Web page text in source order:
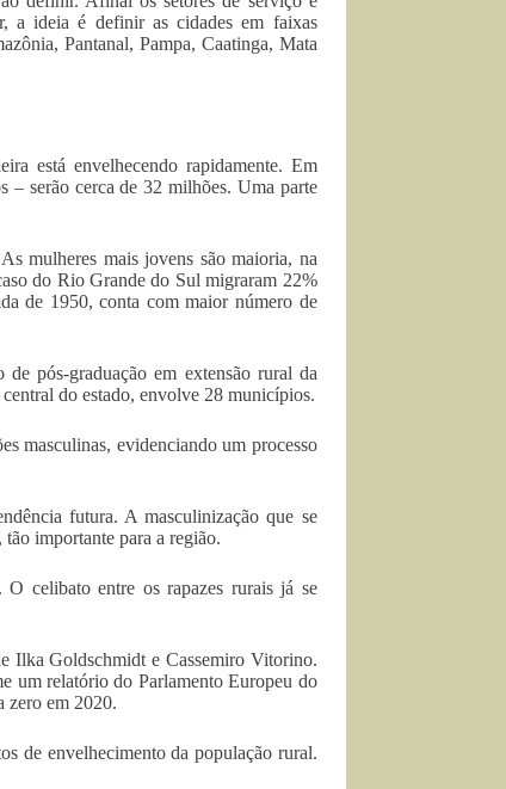
a ideia é definir as cidades em faixas
Pantanal, Pampa, Caatinga, Mata
está envelhecendo rapidamente. Em
– serão cerca de 32 milhões. Uma parte
mulheres mais jovens são maioria, na
do Rio Grande do Sul migraram 22%
de 1950, conta com maior número de
pós-graduação em extensão rural da
do estado, envolve 28 municípios.
masculinas, evidenciando um processo
futura. A masculinização que se
importante para a região.
celibato entre os rapazes rurais já se
Ilka Goldschmidt e Cassemiro Vitorino.
um relatório do Parlamento Europeu do
zero em 2020.
de envelhecimento da população rural.